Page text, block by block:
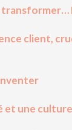
transformer…
client,
et une